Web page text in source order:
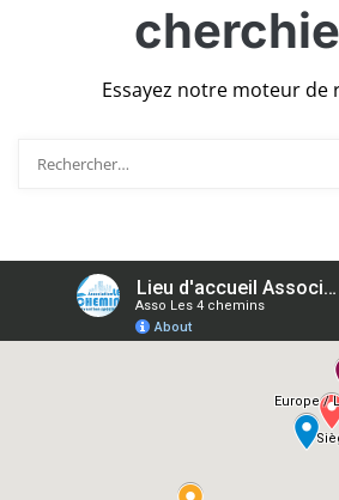
Essayez notre moteur de